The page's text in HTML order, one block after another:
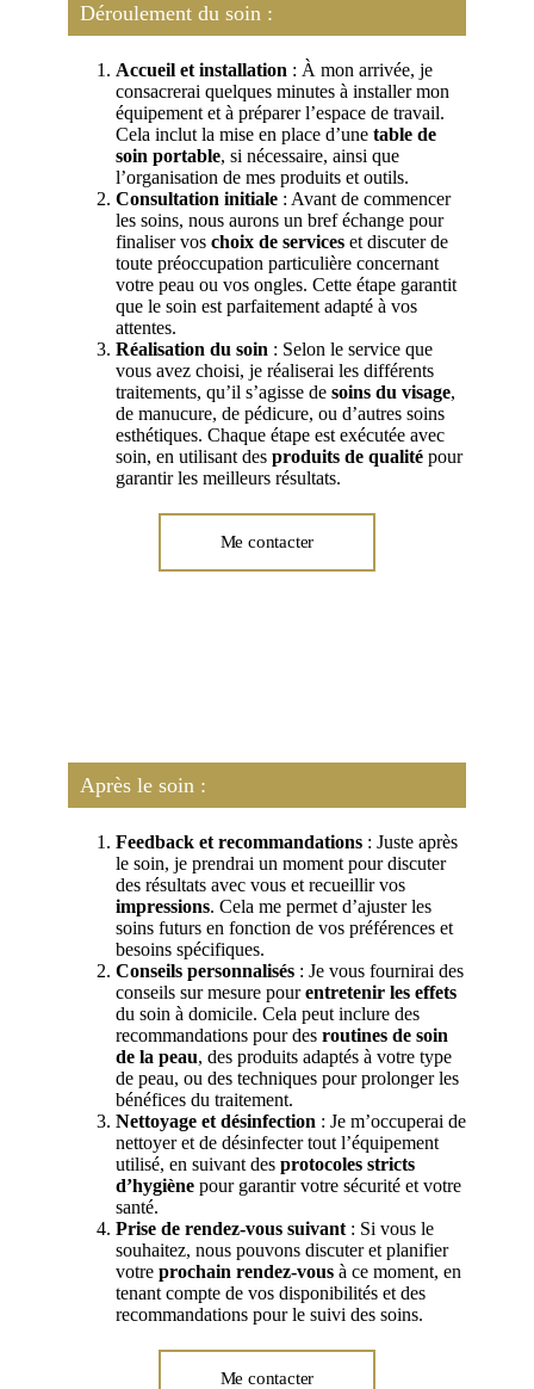
Déroulement du soin :
Accueil et installation : À mon arrivée, je
consacrerai quelques minutes à installer mon
équipement et à préparer l’espace de travail.
Cela inclut la mise en place d’une table de
soin portable, si nécessaire, ainsi que
l’organisation de mes produits et outils.
Consultation initiale: Avant de commencer
les soins, nous aurons un bref échange pour
finaliser vos choix de serviceset discuter de
toute préoccupation particulière concernant
votre peau ou vos ongles. Cette étape garantit
que le soin est parfaitement adapté à vos
attentes.
Réalisation du soin : Selon le service que
vous avez choisi, je réaliserai les différents
traitements, qu’il s’agisse de soins du visage,
de manucure, de pédicure, ou d’autres soins
esthétiques. Chaque étape est exécutée avec
soin, en utilisant des produits de qualitépour
garantir les meilleurs résultats.
Me contacter
Après le soin :
Feedback et recommandations: Juste après
le soin, je prendrai un moment pour discuter
des résultats avec vous et recueillir vos
impressions. Cela me permet d’ajuster les
soins futurs en fonction de vos préférences et
besoins spécifiques.
Conseils personnalisés: Je vous fournirai des
conseils sur mesure pourentretenir les effets
du soin à domicile. Cela peut inclure des
recommandations pour des routines de soin
de la peau, des produits adaptés à votre type
de peau, ou des techniques pour prolonger les
bénéfices du traitement.
Nettoyage et désinfection : Je m’occuperai de
nettoyer et de désinfecter tout l’équipement
utilisé, en suivant des protocoles stricts
d’hygiènepour garantir votre sécurité et votre
santé.
Prise de rendez-vous suivant: Si vous le
souhaitez, nous pouvons discuter et planifier
votre prochain rendez-vousà ce moment, en
tenant compte de vos disponibilités et des
recommandations pour le suivi des soins.
Me contacter